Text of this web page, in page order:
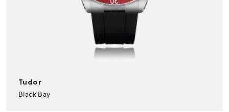
Tudor
Black Bay